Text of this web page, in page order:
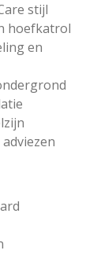
stijl
hoefkatrol
en